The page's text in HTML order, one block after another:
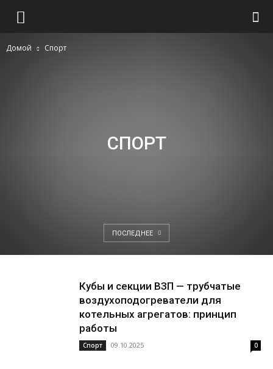
Домой Спорт
СПОРТ
ПОСЛЕДНЕЕ
Кубы и секции ВЗП — трубчатые
воздухоподогреватели для
котельных агрегатов: принцип
работы
Спорт 09.10.2025 0